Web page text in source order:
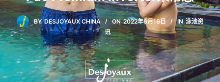
BY DESJOYAUX CHINA ON 2022年6月16日 IN 泳池资
讯